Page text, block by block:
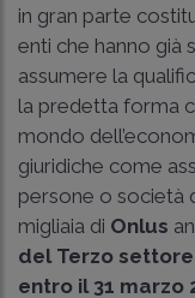
in gran parte
enti che hanno già
assumere la
la predetta forma
mondo
giuridiche come
persone o società
migliaia di Onlus
del Terzo settore
entro il 31 marzo